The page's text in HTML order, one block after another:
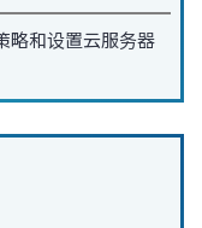
略和设置云服务器